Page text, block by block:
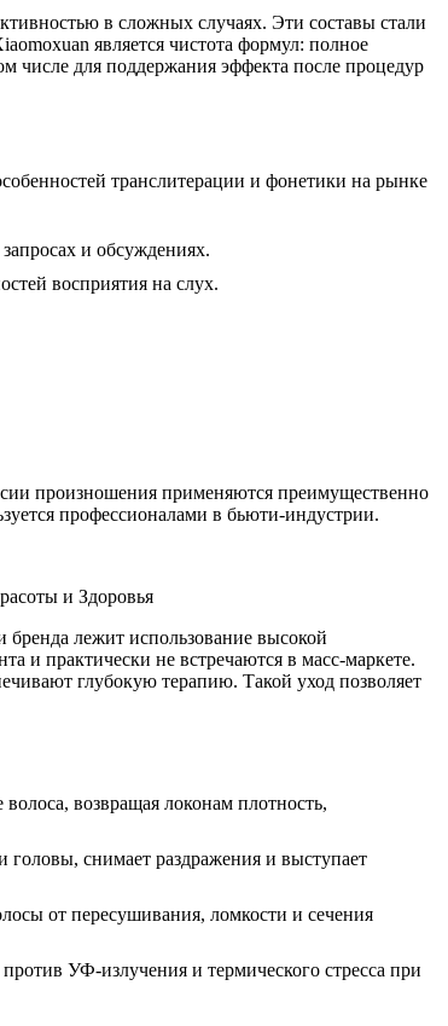
в сложных случаях. Эти составы стали
является чистота формул: полное
числе для поддержания эффекта после процедур
транслитерации и фонетики на рынке
и обсуждениях.
восприятия на слух.
произношения применяются преимущественно
профессионалами в бьюти-индустрии.
бренда лежит использование высокой
и практически не встречаются в масс-маркете.
глубокую терапию. Такой уход позволяет
возвращая локонам плотность,
снимает раздражения и выступает
от пересушивания, ломкости и сечения
УФ-излучения и термического стресса при